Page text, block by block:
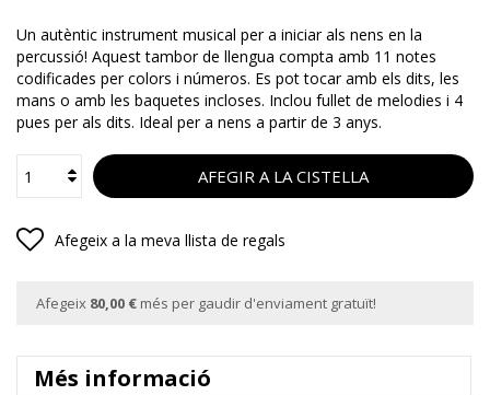
Un autèntic instrument musical per a iniciar als nens en la
percussió! Aquest tambor de llengua compta amb 11 notes
codificades per colors i números. Es pot tocar amb els dits, les
mans o amb les baquetes incloses. Inclou fullet de melodies i 4
pues per als dits. Ideal per a nens a partir de 3 anys.
AFEGIR A LA CISTELLA
Afegeix a la meva llista de regals
Afegeix 80,00 € més per gaudir d'enviament gratuït!
Més informació